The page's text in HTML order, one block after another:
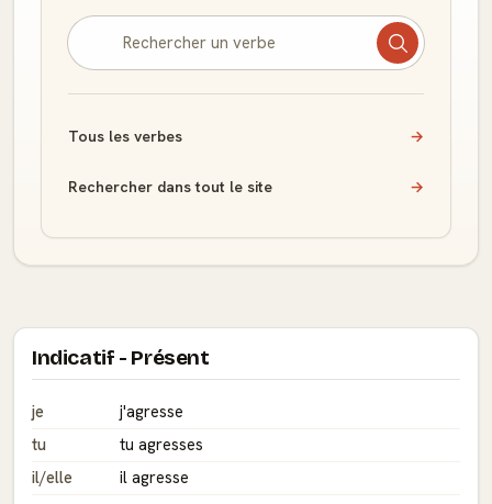
Tous les verbes →
Rechercher dans tout le site →
Indicatif - Présent
je
j'agresse
tu
tu agresses
il/elle
il agresse